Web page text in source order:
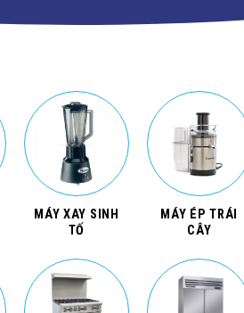
MÁY XAY SINH
TỐ
MÁY ÉP TRÁI
CÂY